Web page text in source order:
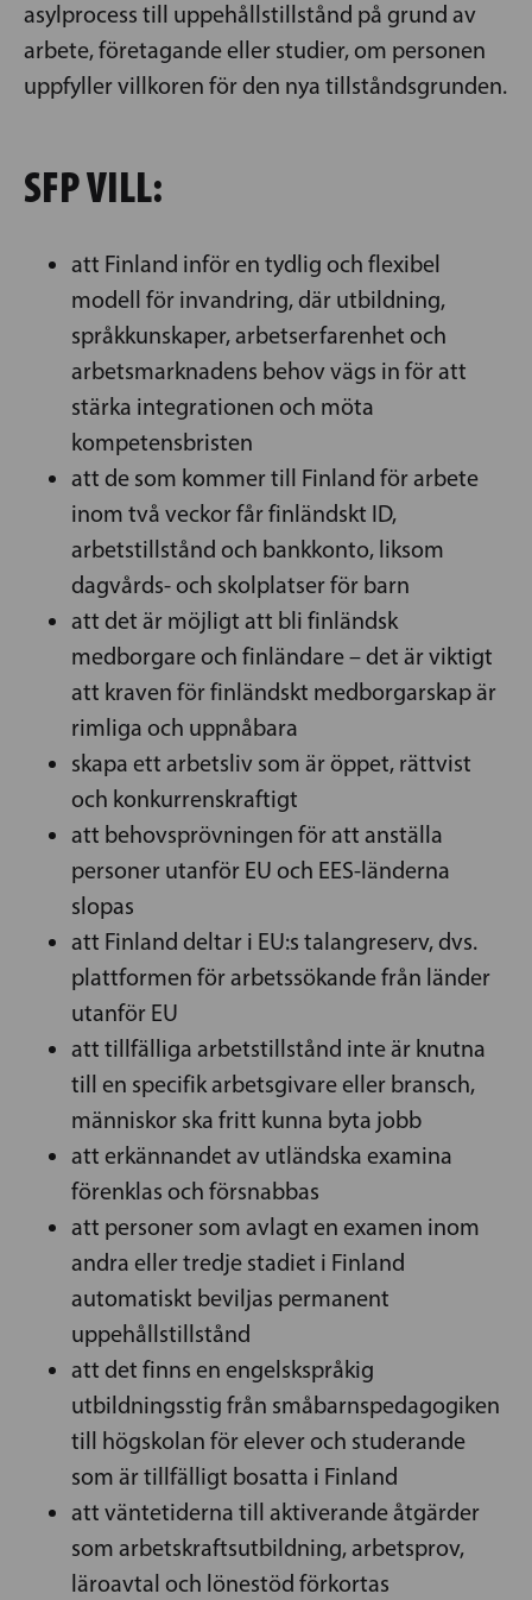
asylprocess till uppehållstillstånd på grund av
arbete, företagande eller studier, om personen
uppfyller villkoren för den nya tillståndsgrunden.
SFP VILL:
att Finland inför en tydlig och flexibel
modell för invandring, där utbildning,
språkkunskaper, arbetserfarenhet och
arbetsmarknadens behov vägs in för att
stärka integrationen och möta
kompetensbristen
att de som kommer till Finland för arbete
inom två veckor får finländskt ID,
arbetstillstånd och bankkonto, liksom
dagvårds- och skolplatser för barn
att det är möjligt att bli finländsk
medborgare och finländare – det är viktigt
att kraven för finländskt medborgarskap är
rimliga och uppnåbara
skapa ett arbetsliv som är öppet, rättvist
och konkurrenskraftigt
att behovsprövningen för att anställa
personer utanför EU och EES-länderna
slopas
att Finland deltar i EU:s talangreserv, dvs.
plattformen för arbetssökande från länder
utanför EU
att tillfälliga arbetstillstånd inte är knutna
till en specifik arbetsgivare eller bransch,
människor ska fritt kunna byta jobb
att erkännandet av utländska examina
förenklas och försnabbas
att personer som avlagt en examen inom
andra eller tredje stadiet i Finland
automatiskt beviljas permanent
uppehållstillstånd
att det finns en engelskspråkig
utbildningsstig från småbarnspedagogiken
till högskolan för elever och studerande
som är tillfälligt bosatta i Finland
att väntetiderna till aktiverande åtgärder
som arbetskraftsutbildning, arbetsprov,
läroavtal och lönestöd förkortas